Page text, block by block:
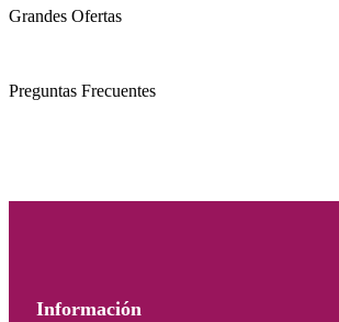
Grandes Ofertas
Preguntas Frecuentes
Información